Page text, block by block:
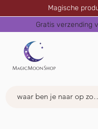
Magische
Gratis verzending